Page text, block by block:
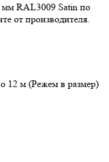
мм RAL3009 Satin по
от производителя.
12 м (Режем в размер)